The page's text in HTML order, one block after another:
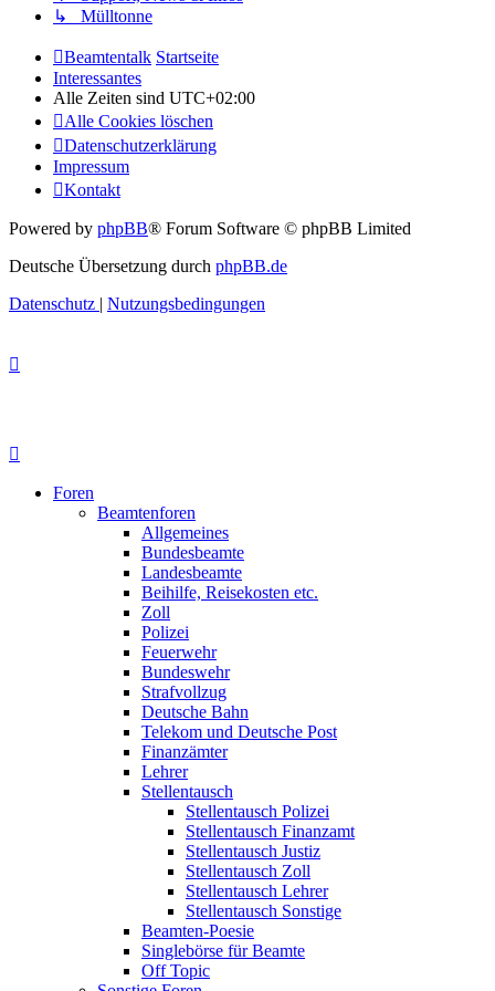
↳ Mülltonne
Beamtentalk Startseite
Interessantes
Alle Zeiten sind UTC+02:00
Alle Cookies löschen
Datenschutzerklärung
Impressum
Kontakt
Powered by phpBB® Forum Software © phpBB Limited
Deutsche Übersetzung durch phpBB.de
Datenschutz | Nutzungsbedingungen
Foren
Beamtenforen
Allgemeines
Bundesbeamte
Landesbeamte
Beihilfe, Reisekosten etc.
Zoll
Polizei
Feuerwehr
Bundeswehr
Strafvollzug
Deutsche Bahn
Telekom und Deutsche Post
Finanzämter
Lehrer
Stellentausch
Stellentausch Polizei
Stellentausch Finanzamt
Stellentausch Justiz
Stellentausch Zoll
Stellentausch Lehrer
Stellentausch Sonstige
Beamten-Poesie
Singlebörse für Beamte
Off Topic